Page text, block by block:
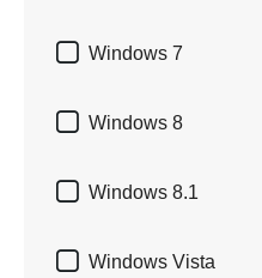
 Windows 7
 Windows 8
 Windows 8.1
 Windows Vista